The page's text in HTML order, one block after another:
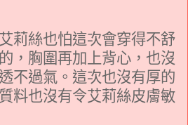
莉絲也怕這次會穿得不舒
，胸圍再加上背心，也沒
不過氣。這次也沒有厚的
料也沒有令艾莉絲皮膚敏